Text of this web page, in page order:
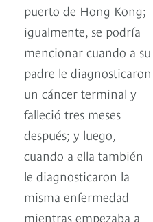
puerto de Hong Kong;
igualmente, se podría
mencionar cuando a su
padre le diagnosticaron
un cáncer terminal y
falleció tres meses
después; y luego,
cuando a ella también
le diagnosticaron la
misma enfermedad
mientras empezaba a